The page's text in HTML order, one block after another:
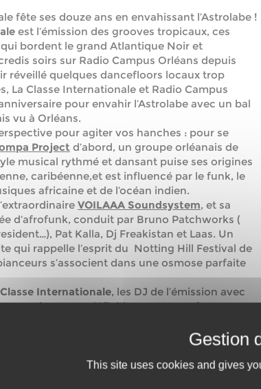
fête ses douze ans en envahissant l’Astrolabe !
est l’émission des grooves tropicaux, ces
bordent le grand Atlantique Noir et
soirs sur Radio Campus Orléans depuis
réveillé quelques dancefloors locaux trop
La Classe Internationale et Radio Campus
pour envahir l’Astrolabe avec un bal
vu à Orléans.
pour agiter vos hanches : pour se
Project d’abord, un groupe orléanais de
musical rythmé et dansant puise ses origines
caribéenne,et est influencé par le funk, le
africaine et de l’océan indien.
VOILAAA Soundsystem, et sa
d’afrofunk, conduit par Bruno Patchworks (
Pat Kalla, Dj Freakistan et Laas. Un
qui rappelle l’esprit du Notting Hill Festival de
s’associent dans une osmose parfaite
Internationale, les DJ de l’émission avec
surprises pour définitivement transformer
brasier propre à chasser la morosité des
rythmes latins et brésiliens, d’afrofunk et de
caribéens, d’electropicale… jusqu’à 3h !
c’est comme le chocolat, ça va direct dans les
This site uses cookies and gives